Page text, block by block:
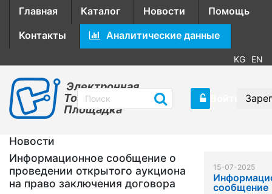
Главная Каталог Новости
Помощь
Контакты
Аналитические данные
KG EN
Электронная
Торговая
Площадка
Новости
Информационное сообщение о
проведении открытого аукциона
на право заключения договора
15-07-2025
сообщение